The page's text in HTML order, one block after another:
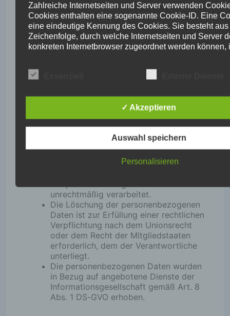
sonstige Weise verarbeitet, für welche
sie nicht mehr notwendig sind.
Die betroffene Person widerruft ihre
Einwilligung, auf die sich die
Verarbeitung gemäß Art. 6 Abs. 1
Buchstabe a DS-GVO stützte, und es
fehlt an einer anderweitigen
Die betroffene Person legt gemäß Art.
21 Abs. 1 DS-GVO Widerspruch gegen
die Verarbeitung ein, und esliegen keine
vorrangigen berechtigten Gründe für die
Verarbeitung vor, oder die betroffene
GVO Widerspruch gegen die
unrechtmäßig verarbeitet.
Die Löschung der personenbezogenen
Daten ist zur Erfüllung einer rechtlichen
Verpflichtung nach dem Unionsrecht
oder dem Recht der Mitgliedstaaten
erforderlich, dem der Verantwortliche
unterliegt.
Die personenbezogenen Daten wurden
in Bezug auf angebotene Dienste der
Informationsgesellschaft gemäß Art. 8
Abs. 1 DS-GVO erhoben.
Zahlreiche Internetseiten und Server verwenden
Cookies enthalten eine sogenannte Cookie-ID. Eine
eine eindeutige Kennung des Cookies. Sie besteht aus
Zeichenfolge, durch welche Internetseiten und Server
konkreten Internetbrowser zugeordnet werden können,
Internetseiten und Servern, den individuellen Browser
betroffenen Person von anderen Internetbrowsern, die
Internetbrowser kann über die eindeutige Cookie-ID
Durch den Einsatz von Cookies kann den Nutzern
Internetseite nutzerfreundlichere Services
unserer Internetseite im Sinne des Benutzers optimiert
Cookies ermöglichen, wie bereits erwähnt, die
Internetseite wiederzuerkennen. Zweck dieser
es, den Nutzern die Verwendung meiner Internetseite
Die betroffene Person kann die Setzung von Cookies
Internetseite jederzeit mittels einer entsprechenden
genutzten Internetbrowsers verhindern und damit der
Cookies dauerhaft widersprechen. Ferner können
Cookies jederzeit über einen Internetbrowser oder
Softwareprogramme gelöscht werden. Dies ist in allen
✓ Akzeptieren
Auswahl speichern
Personalisieren